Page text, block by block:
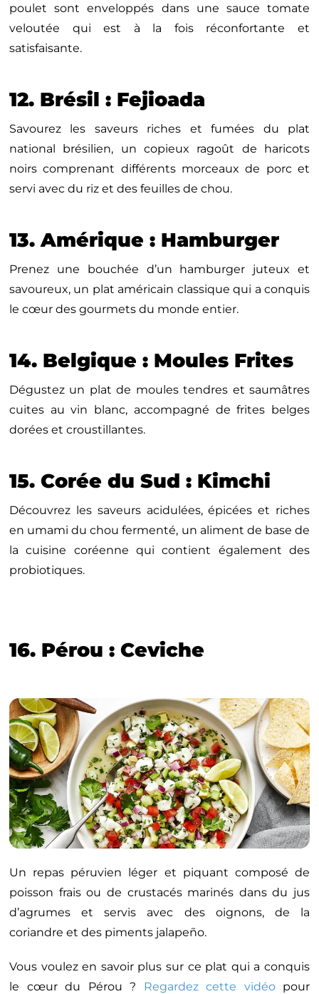
poulet sont enveloppés dans une sauce tomate
veloutée qui est à la fois réconfortante et
satisfaisante.
12. Brésil : Fejioada
Savourez les saveurs riches et fumées du plat
national brésilien, un copieux ragoût de haricots
noirs comprenant différents morceaux de porc et
servi avec du riz et des feuilles de chou.
13. Amérique : Hamburger
Prenez une bouchée d’un hamburger juteux et
savoureux, un plat américain classique qui a conquis
le cœur des gourmets du monde entier.
14. Belgique : Moules Frites
Dégustez un plat de moules tendres et saumâtres
cuites au vin blanc, accompagné de frites belges
dorées et croustillantes.
15. Corée du Sud : Kimchi
Découvrez les saveurs acidulées, épicées et riches
en umami du chou fermenté, un aliment de base de
la cuisine coréenne qui contient également des
probiotiques.
16. Pérou : Ceviche
Un repas péruvien léger et piquant composé de
poisson frais ou de crustacés marinés dans du jus
d’agrumes et servis avec des oignons, de la
coriandre et des piments jalapeño.
Vous voulez en savoir plus sur ce plat qui a conquis
le cœur du Pérou ? Regardez cette vidéopour